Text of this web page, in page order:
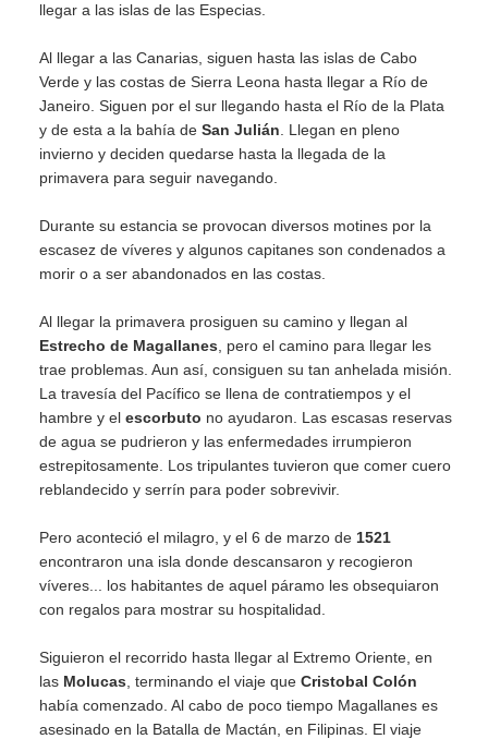
llegar a las islas de las Especias.
Al llegar a las Canarias, siguen hasta las islas de Cabo
Verde y las costas de Sierra Leona hasta llegar a Río de
Janeiro. Siguen por el sur llegando hasta el Río de la Plata
y de esta a la bahía de San Julián . Llegan en pleno
invierno y deciden quedarse hasta la llegada de la
primavera para seguir navegando.
Durante su estancia se provocan diversos motines por la
escasez de víveres y algunos capitanes son condenados a
morir o a ser abandonados en las costas.
Al llegar la primavera prosiguen su camino y llegan al
Estrecho de Magallanes , pero el camino para llegar les
trae problemas. Aun así, consiguen su tan anhelada misión.
La travesía del Pacífico se llena de contratiempos y el
hambre y el escorbuto no ayudaron. Las escasas reservas
de agua se pudrieron y las enfermedades irrumpieron
estrepitosamente. Los tripulantes tuvieron que comer cuero
reblandecido y serrín para poder sobrevivir.
Pero aconteció el milagro, y el 6 de marzo de 1521
encontraron una isla donde descansaron y recogieron
víveres... los habitantes de aquel páramo les obsequiaron
con regalos para mostrar su hospitalidad.
Siguieron el recorrido hasta llegar al Extremo Oriente, en
las Molucas , terminando el viaje que Cristobal Colón
había comenzado. Al cabo de poco tiempo Magallanes es
asesinado en la Batalla de Mactán, en Filipinas. El viaje